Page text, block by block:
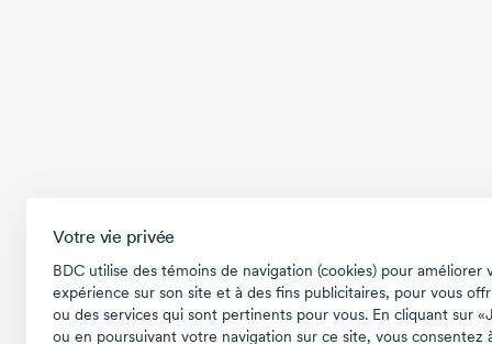
Votre vie privée
BDC utilise des témoins de navigation (cookies) pour améliorer
expérience sur son site et à des fins publicitaires, pour vous
ou des services qui sont pertinents pour vous. En cliquant sur
ou en poursuivant votre navigation sur ce site, vous consentez